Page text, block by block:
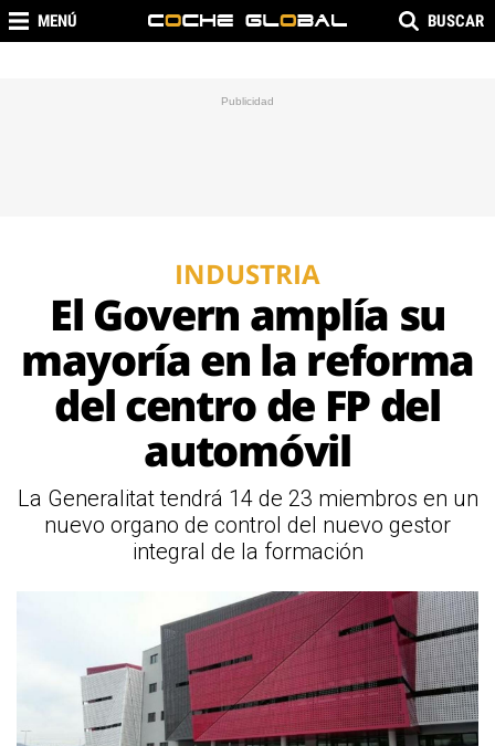
MENÚ BUSCAR
INDUSTRIA
El Govern amplía su
mayoría en la reforma
del centro de FP del
automóvil
La Generalitat tendrá 14 de 23 miembros en un
nuevo organo de control del nuevo gestor
integral de la formación